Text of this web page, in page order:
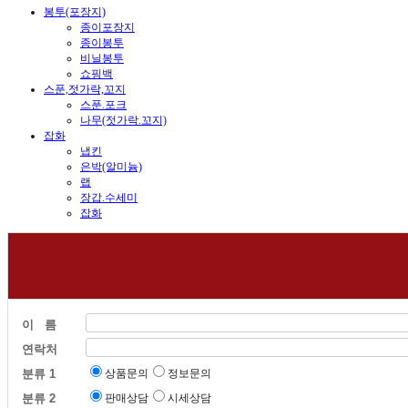
봉투(포장지)
종이포장지
종이봉투
비닐봉투
쇼핑백
스푼,젓가락,꼬지
스푼.포크
나무(젓가락.꼬지)
잡화
냅킨
은박(알미늄)
랩
장갑.수세미
잡화
이 름
연락처
분류 1
상품문의 정보문의
분류 2 판매상담 시세상담